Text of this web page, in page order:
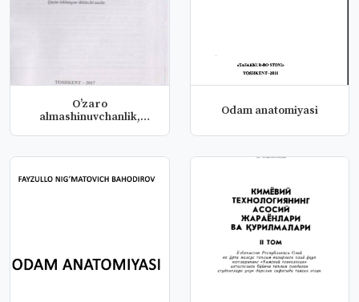
O’zaro
almashinuvchanlik,
Odam anatomiyasi